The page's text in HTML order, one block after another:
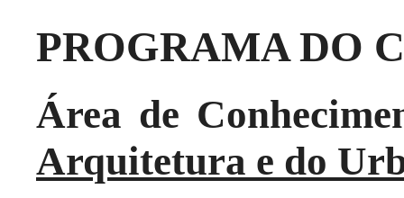
PROGRAMA DO
Área de
Arquitetura e do